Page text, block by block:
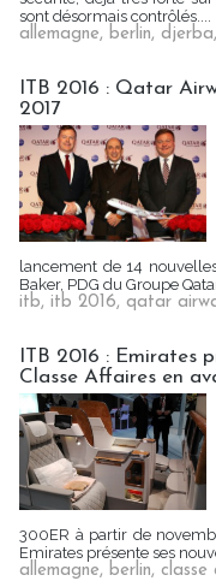
sont désormais contrôlés....
allemagne, berlin, djerba,
ITB 2016 : Qatar
2017
lancement de 14
Baker, PDG du Groupe
itb, itb 2016, qatar
ITB 2016 : Emirates
Classe Affaires en
300ER à partir de
Emirates présente ses
allemagne, berlin, classe